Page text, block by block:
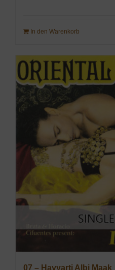
In den Warenkorb
07 – Hayyarti Albi Maak